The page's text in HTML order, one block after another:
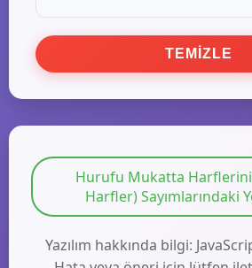
TEMIZLE
Hurufu Mukatta
Harfler) Sayımlarındaki
Yazılım hakkında bilgi: